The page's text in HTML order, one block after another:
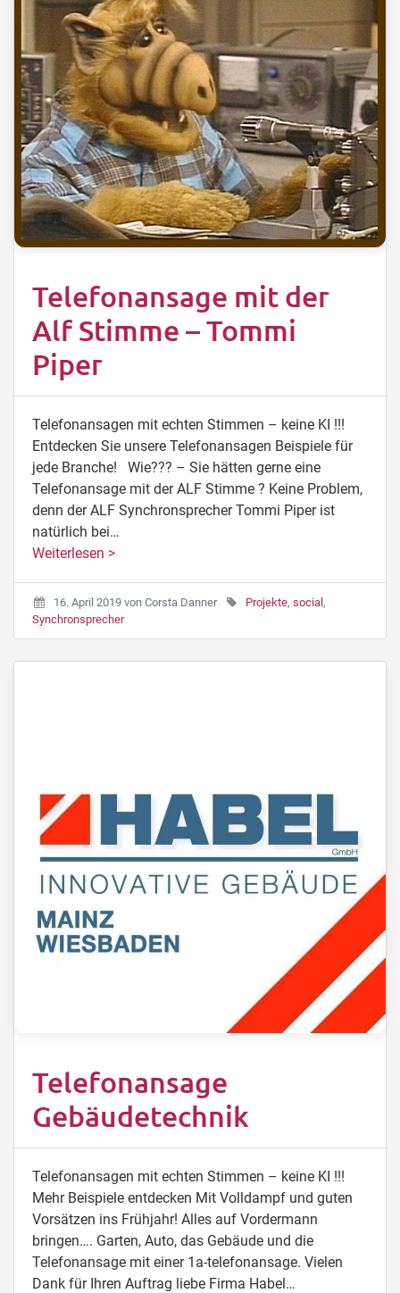
Telefonansage mit der
Alf Stimme – Tommi
Piper
Telefonansagen mit echten Stimmen – keine KI !!!
Entdecken Sie unsere Telefonansagen Beispiele für
jede Branche! Wie??? – Sie hätten gerne eine
Telefonansage mit der ALF Stimme ? Keine Problem,
denn der ALF Synchronsprecher Tommi Piper ist
natürlich bei…
Weiterlesen >
16. April 2019 von Corsta Danner Projekte, social,
Synchronsprecher
Telefonansage
Gebäudetechnik
Telefonansagen mit echten Stimmen – keine KI !!!
Mehr Beispiele entdecken Mit Volldampf und guten
Vorsätzen ins Frühjahr! Alles auf Vordermann
bringen…. Garten, Auto, das Gebäude und die
Telefonansage mit einer 1a-telefonansage. Vielen
Dank für Ihren Auftrag liebe Firma Habel…